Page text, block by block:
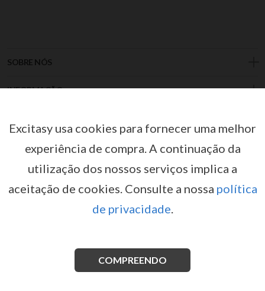
SOBRE NÓS
INFORMAÇÃO
ENDEREÇO
CONTACTAR
Excitasy usa cookies para fornecer uma melhor
experiência de compra.A continuação da
utilização dos nossos serviços implica a
aceitação de cookies.Consulte a nossa política
de privacidade.
COMPREENDO